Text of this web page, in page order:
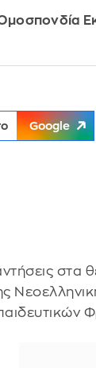
Ομοσπονδία
Google
στα